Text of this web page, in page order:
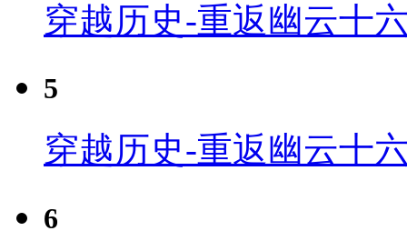
穿越历史-重返幽云十
5
穿越历史-重返幽云十
6